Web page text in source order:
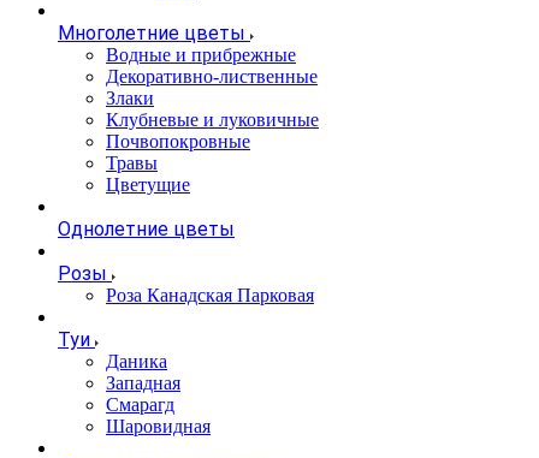
Многолетние цветы
Водные и прибрежные
Декоративно-лиственные
Злаки
Клубневые и луковичные
Почвопокровные
Травы
Цветущие
Однолетние цветы
Розы
Роза Канадская Парковая
Туи
Даника
Западная
Смарагд
Шаровидная